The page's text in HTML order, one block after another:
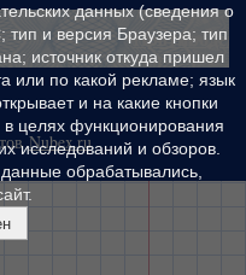
Nubex.ru
данных (сведения о
и версия Браузера; тип
источник откуда пришел
или по какой рекламе; язык
и на какие кнопки
целях функционирования
исследований и обзоров.
обрабатывались,